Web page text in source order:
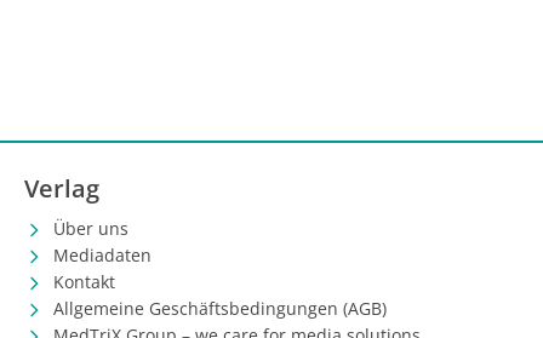
Verlag
Über uns
Mediadaten
Kontakt
Allgemeine Geschäftsbedingungen (AGB)